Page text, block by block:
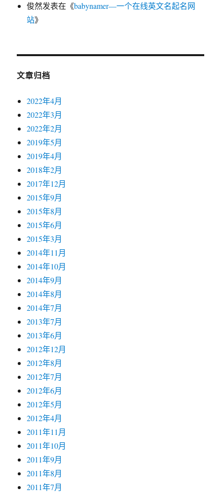
俊然发表在《babynamer—一个在线英文名起名网
站》
文章归档
2022年4月
2022年3月
2022年2月
2019年5月
2019年4月
2018年2月
2017年12月
2015年9月
2015年8月
2015年6月
2015年3月
2014年11月
2014年10月
2014年9月
2014年8月
2014年7月
2013年7月
2013年6月
2012年12月
2012年8月
2012年7月
2012年6月
2012年5月
2012年4月
2011年11月
2011年10月
2011年9月
2011年8月
2011年7月